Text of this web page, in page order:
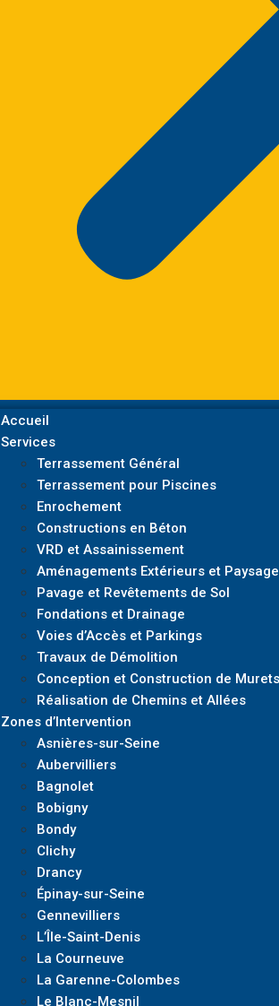
Accueil
Services
Terrassement Général
Terrassement pour Piscines
Enrochement
Constructions en Béton
VRD et Assainissement
Aménagements Extérieurs et
Pavage et Revêtements de Sol
Fondations et Drainage
Voies d’Accès et Parkings
Travaux de Démolition
Conception et Construction de
Réalisation de Chemins et Allées
Zones d’Intervention
Asnières-sur-Seine
Aubervilliers
Bagnolet
Bobigny
Bondy
Clichy
Drancy
Épinay-sur-Seine
Gennevilliers
L’Île-Saint-Denis
La Courneuve
La Garenne-Colombes
Le Blanc-Mesnil